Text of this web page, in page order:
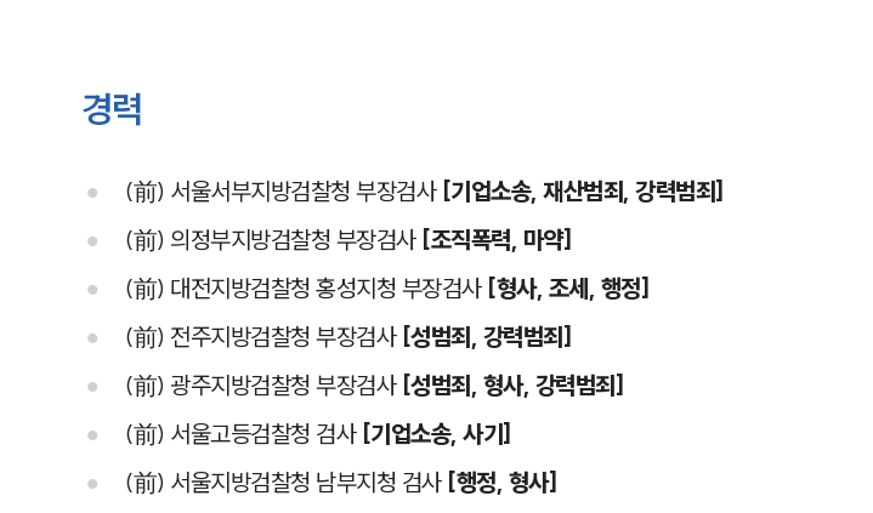
경력
(前) 서울서부지방검찰청 부장검사 [기업소송, 재산범죄, 강력범죄]
(前) 의정부지방검찰청 부장검사 [조직폭력, 마약]
(前) 대전지방검찰청 홍성지청 부장검사 [형사, 조세, 행정]
(前) 전주지방검찰청 부장검사 [성범죄, 강력범죄]
(前) 광주지방검찰청 부장검사 [성범죄, 형사, 강력범죄]
(前) 서울고등검찰청 검사 [기업소송, 사기]
(前) 서울지방검찰청 남부지청 검사 [행정, 형사]